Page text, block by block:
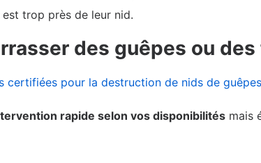
trop près de leur nid.
des guêpes ou
certifiées pour la destruction de nids de
rapide selon vos disponibilités mais